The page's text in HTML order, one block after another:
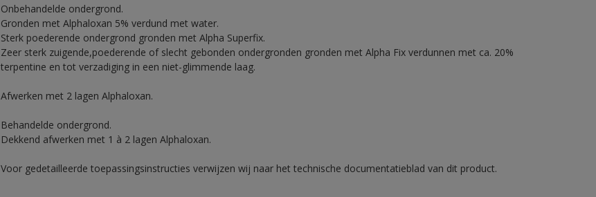
Onbehandelde ondergrond.
Gronden met Alphaloxan 5% verdund met water.
Sterk poederende ondergrond gronden met Alpha Superfix.
Zeer sterk zuigende,poederende of slecht gebonden ondergronden gronden met Alpha Fix verdunnen met ca. 20%
terpentine en tot verzadiging in een niet-glimmende laag.
Afwerken met 2 lagen Alphaloxan.
Behandelde ondergrond.
Dekkend afwerken met 1 à 2 lagen Alphaloxan.
Voor gedetailleerde toepassingsinstructies verwijzen wij naar het technische documentatieblad van dit product.